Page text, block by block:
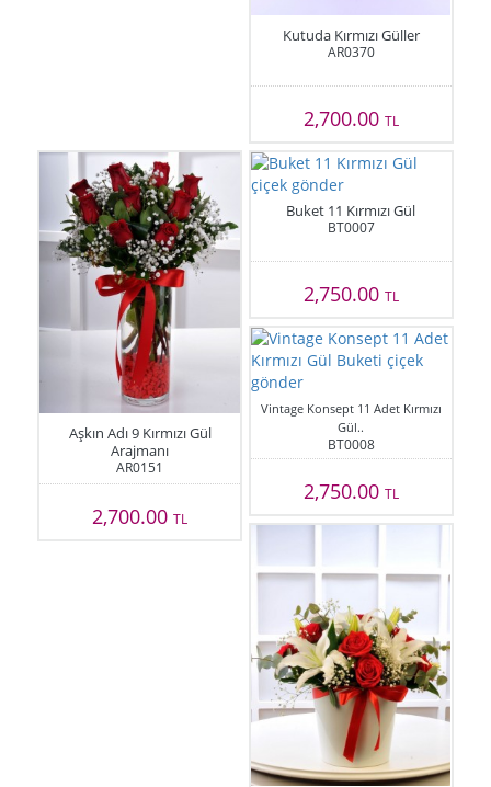
Kutuda Kırmızı Güller
AR0370
2,700.00 TL
Aşkın Adı 9 Kırmızı Gül
Arajmanı
AR0151
2,700.00TL
Buket 11 Kırmızı Gül
BT0007
2,750.00 TL
Vintage Konsept 11 Adet Kırmızı
Gül..
BT0008
2,750.00 TL